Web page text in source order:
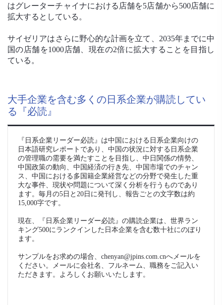
はグレーターチャイナにおける店舗を5店舗から500店舗に
拡大するとしている。
サイゼリアはさらに野心的な計画を立て、2035年までに中
国の店舗を1000店舗、現在の2倍に拡大することを目指し
ている。
大手企業を含む多くの日系企業が購読してい
る『必読』
『日系企業リーダー必読』は中国における日系企業向けの
日本語研究レポートであり、中国の状況に対する日系企業
の管理職の需要を満たすことを目指し、中日関係の情勢、
中国政策の動向、中国経済の行き先、中国市場でのチャン
ス、中国における多国籍企業経営などの分野で発生した重
大な事件、現状や問題について深く分析を行うものであり
ます。毎月の5日と20日に発刊し、報告ごとの文字数は約
15,000字です。
現在、『日系企業リーダー必読』の購読企業は、世界ラン
キング500にランクインした日本企業を含む数十社にのぼり
ます。
サンプルをお求めの場合、chenyan@jpins.com.cnへメールを
ください。メールに会社名、フルネーム、職務をご記入い
ただきます。よろしくお願いいたします。